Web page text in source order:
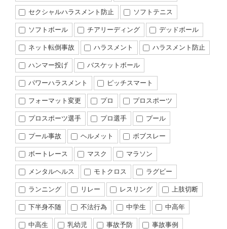
セクシャルハラスメント防止
ソフトテニス
ソフトボール
チアリーディング
デッドボール
ネット転倒事故
ハラスメント
ハラスメント防止
ハンマー投げ
バスケットボール
パワーハラスメント
ピッチスマート
フォーマット変更
プロ
プロスポーツ
プロスポーツ選手
プロ選手
プール
プール事故
ヘルメット
ボブスレー
ボートレース
マスク
マラソン
メンタルヘルス
モトクロス
ラグビー
ランニング
リレー レスリング
上肢切断
下半身不随
不法行為 中学生
中高年
中高生
乳幼児 事故予防 事故事例